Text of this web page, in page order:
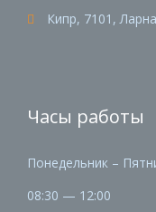
 Кипр, 7101,
Часы работы
Понедельник –
08:30 — 12:00